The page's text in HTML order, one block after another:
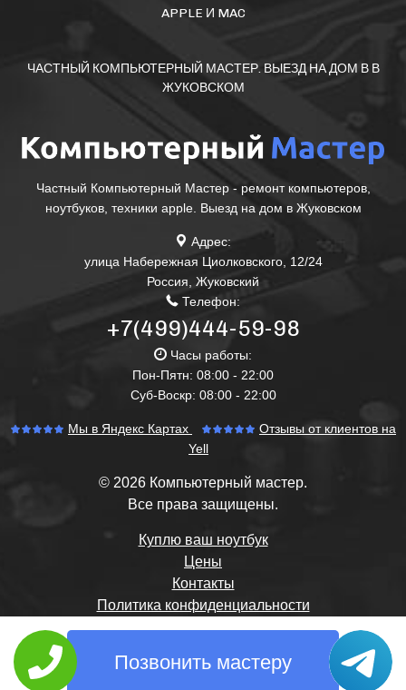
APPLE И MAC
ЧАСТНЫЙ КОМПЬЮТЕРНЫЙ МАСТЕР. ВЫЕЗД НА ДОМ В В
ЖУКОВСКОМ
Частный Компьютерный Мастер - ремонт компьютеров,
ноутбуков, техники apple. Выезд на дом в Жуковском
Адрес:
улица Набережная Циолковского, 12/24
Россия, Жуковский
Телефон:
+7(499)444-59-98
Часы работы:
Пон-Пятн: 08:00 - 22:00
Суб-Воскр: 08:00 - 22:00
Мы в Яндекс Картах
Отзывы от клиентов на
Yell
© 2026 Компьютерный мастер.
Все права защищены.
Куплю ваш ноутбук
Цены
Контакты
Политика конфиденциальности
Позвонить мастеру